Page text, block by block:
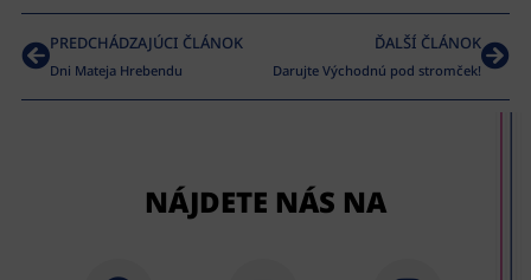
PREDCHÁDZAJÚCI ČLÁNOK
Dni Mateja Hrebendu
ĎALŠÍ ČLÁNOK
Darujte Východnú pod stromček!
NÁJDETE NÁS NA